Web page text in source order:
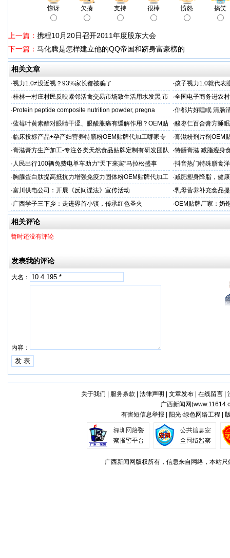
惊讶 欠揍 支持 很棒 愤怒 搞笑
上一篇： 携程10月20日召开2011年度股东大会
下一篇： 马化腾是怎样建立他的QQ帝国和跻身富豪榜的
相关文章
·视力1.0≠没近视？93%家长都被骗了 ·孩子视力1.0就代表
·桂林一村庄村民反映紧邻活禽交易市场致生活用水发黑 市
场称属“造谣”，联合调查组介入调查
·全国电子商务进农
利开班
· Protein peptide composite nutrition powder, pregna ·俳都片好睡眠 清肠
·蓝莓叶黄素酯对眼睛干涩、眼酸胀痛有缓解作用？OEM贴
牌代工
·酸枣仁百合膏方睡
厂
·临床投标产品+孕产妇营养特膳粉OEM贴牌代加工哪家专
业
·膏滋粉剂片剂OEM
·膏滋膏方生产加工-专注各类天然食品贴牌定制有研发团队
厂家
·特膳膏滋 减脂瘦身
务商
· 人民出行100辆免费电单车助力“天下来宾”马拉松盛事 ·抖音热门特殊膳食
牌加工
· 胸腺蛋白肽提高抵抗力增强免疫力固体粉OEM贴牌代加工
服务商
·减肥塑身降脂，健
服务商
·富川供电公司：开展《反间谍法》宣传活动 ·乳母营养补充食品
工
·广西学子三下乡：走进界首小镇，传承红色圣火 ·OEM贴牌厂家：奶
一步！
相关评论
暂时还没有评论
发表我的评论
大名：
内容：
关于我们 服务条款 法律声明 文章发布| 在线留言|
广西新闻网(
有害短信息举报 | 阳光·绿色网络工程 |
广西新闻网版权所有，信息来自网络，本站